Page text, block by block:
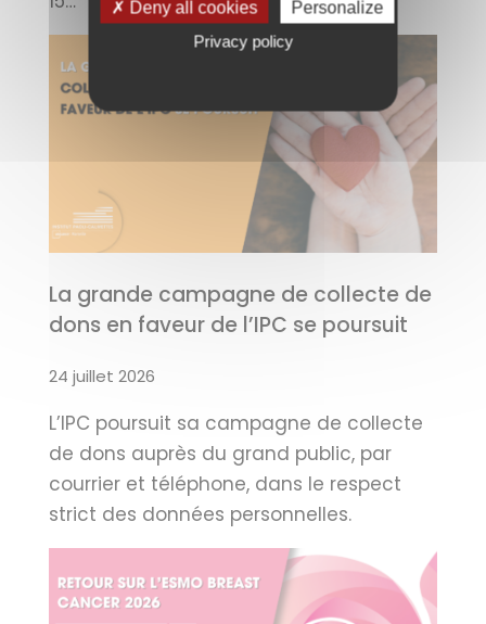
La grande campagne de collecte de
dons en faveur de l’IPC se poursuit
24 juillet 2026
L’IPC poursuit sa campagne de collecte
de dons auprès du grand public, par
courrier et téléphone, dans le respect
strict des données personnelles.
✗ Deny all cookies
Personalize
Privacy policy